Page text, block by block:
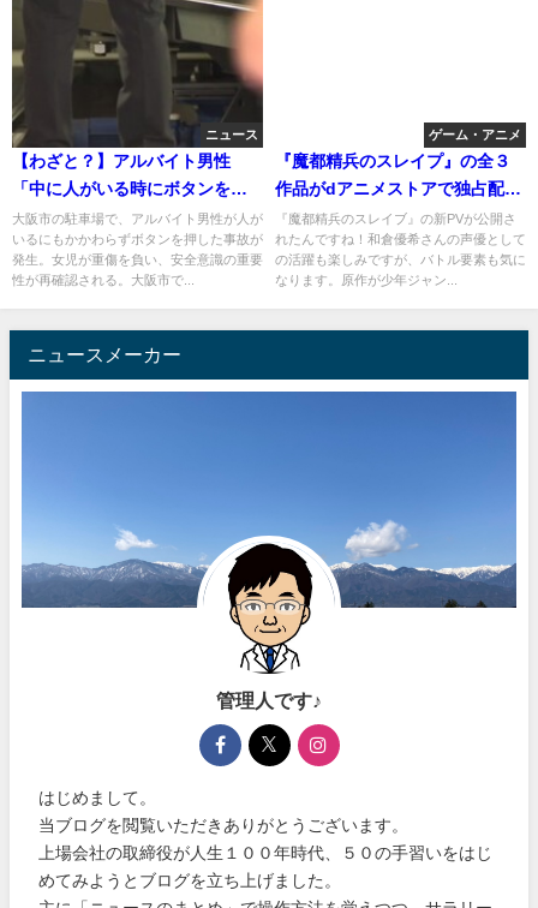
ニュース
【わざと？】アルバイト男性
「中に人がいる時にボタンを押
した」 駐車場落下事故で女児
頭蓋骨骨折・大阪
大阪市の駐車場で、アルバイト男性が人が
いるにもかかわらずボタンを押した事故が
発生。女児が重傷を負い、安全意識の重要
性が再確認される。大阪市で...
ゲーム・アニメ
『魔都精兵のスレイプ』の全３
作品がdアニメストアで独占配信
予定！和倉優希の新PVも公開
中！
『魔都精兵のスレイブ』の新PVが公開さ
れたんですね！和倉優希さんの声優として
の活躍も楽しみですが、バトル要素も気に
なります。原作が少年ジャン...
ニュースメーカー
管理人です♪
はじめまして。
当ブログを閲覧いただきありがとうございます。
上場会社の取締役が人生１００年時代、５０の手習いをはじ
めてみようとブログを立ち上げました。